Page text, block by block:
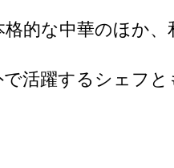
的な中華のほか
活躍するシェフ